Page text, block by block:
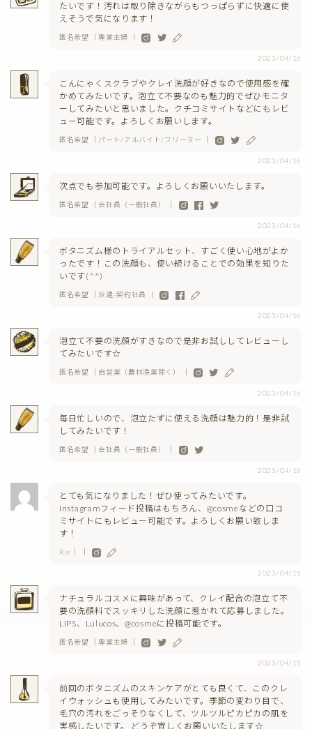
たいです！汚れは取り除きながらもつっぱらずに快適に使
えそうで気になります！
匿名希望 ｜専業主婦 ｜
2023/04/16
こんにゃくスクラブやクレイ洗顔が好きなので使用感を確
かめてみたいです。泡立て不要なのも魅力的でぜひモニタ
ーしてみたいと思いました。クチコミサイトなどにもレビ
ュー可能です。よろしくお願いします。
匿名希望 ｜パート/アルバイト/フリーター ｜
2023/04/16
次点でも参加可能です。よろしくお願いいたします。
匿名希望 ｜会社員（一般社員） ｜
2023/04/16
ボタニズム様のトライアルセット、すごく使い心地がよか
ったです！この洗顔も、使い続けることでの効果を知りた
いです(^^)
匿名希望 ｜派遣/契約社員 ｜
2023/04/16
泡立て不要の洗顔がすきなので是非お試ししてレビューし
てみたいです☆
匿名希望 ｜自営業（農林漁業除く） ｜
2023/04/16
毎日忙しいので、泡立たずに使える洗顔は魅力的！是非試
してみたいです！
匿名希望 ｜会社員（一般社員） ｜
2023/04/16
とても気になりました！ぜひ使ってみたいです。
Instagramフィード投稿はもちろん、@cosmeなどの口コ
ミサイトにもレビュー可能です。よろしくお願い致しま
す！
Rie｜ ｜
2023/04/15
ナチュラルコスメに興味があって、クレイ配合の泡立て不
要の洗顔料でスッキリした洗顔に惹かれて応募しました。
LIPS、Lulucos、@cosmeに投稿可能です。
匿名希望 ｜専業主婦 ｜
2023/04/15
前回のボタニズムのスキンケアがとても良くて、このクレ
イウォッシュも使用してみたいです。季節の変わり目で、
毛穴の汚れをごっそりなくして、ツルツルピカピカの肌を
実感したいです。 どうぞ宜しくお願いいたします☆